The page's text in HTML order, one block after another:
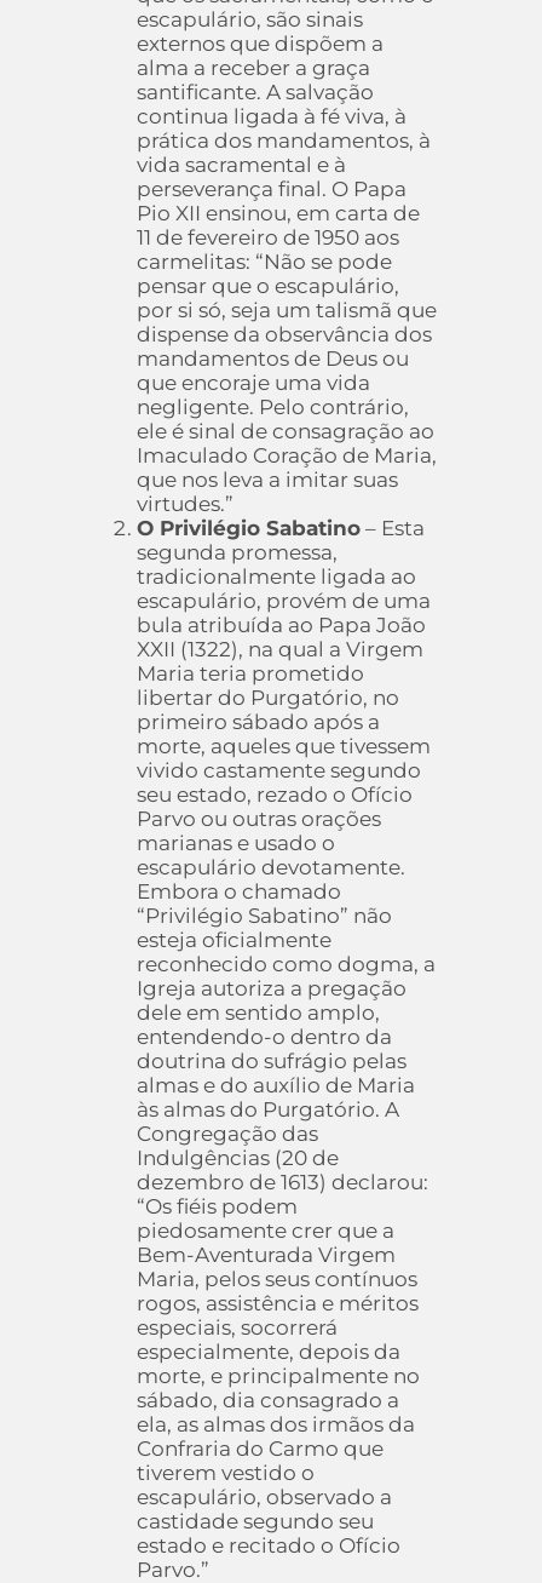
escapulário, são sinais
externos que dispõem a
alma a receber a graça
santificante. A salvação
continua ligada à fé viva, à
prática dos mandamentos, à
vida sacramental e à
perseverança final. O Papa
Pio XII ensinou, em carta de
11 de fevereiro de 1950 aos
carmelitas: “Não se pode
pensar que o escapulário,
por si só, seja um talismã que
dispense da observância dos
mandamentos de Deus ou
que encoraje uma vida
negligente. Pelo contrário,
ele é sinal de consagração ao
Imaculado Coração de Maria,
que nos leva a imitar suas
virtudes.”
O Privilégio Sabatino– Esta
segunda promessa,
tradicionalmente ligada ao
escapulário, provém de uma
bula atribuída ao Papa João
XXII (1322), na qual a Virgem
Maria teria prometido
libertar do Purgatório, no
primeiro sábado após a
morte, aqueles que tivessem
vivido castamente segundo
seu estado, rezado o Ofício
Parvo ou outras orações
marianas e usado o
escapulário devotamente.
Embora o chamado
“Privilégio Sabatino” não
esteja oficialmente
reconhecido como dogma, a
Igreja autoriza a pregação
dele em sentido amplo,
entendendo-o dentro da
doutrina do sufrágio pelas
almas e do auxílio de Maria
às almas do Purgatório. A
Congregação das
Indulgências (20 de
dezembro de 1613) declarou:
“Os fiéis podem
piedosamente crer que a
Bem-Aventurada Virgem
Maria, pelos seus contínuos
rogos, assistência e méritos
especiais, socorrerá
especialmente, depois da
morte, e principalmente no
sábado, dia consagrado a
ela, as almas dos irmãos da
Confraria do Carmo que
tiverem vestido o
escapulário, observado a
castidade segundo seu
estado e recitado o Ofício
Parvo.”